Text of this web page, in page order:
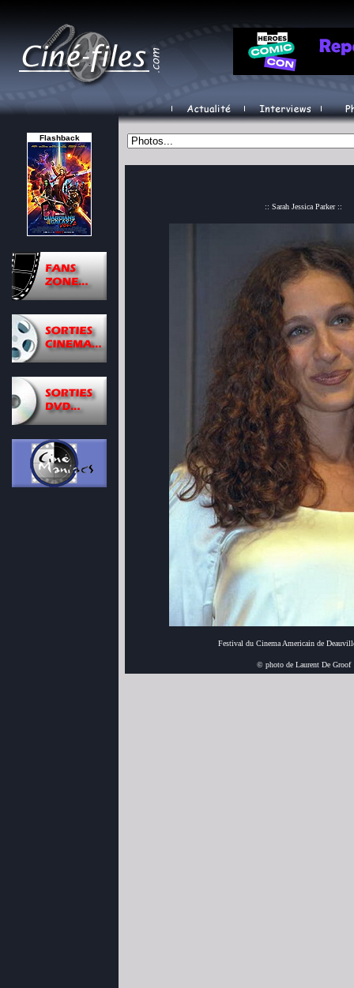
Flashback
:: Sarah Jessica Parker ::
Festival du Cinema Americain de
© photo de Laurent De Groof